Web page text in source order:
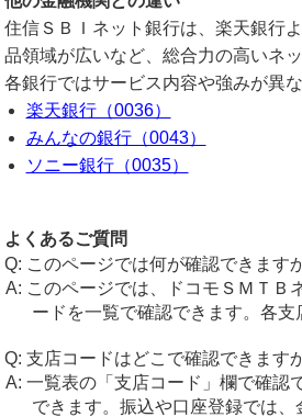
住信ＳＢＩネット銀行は、楽天銀行
品領域が広いなど、総合力の高いネ
各銀行ではサービス内容や強みが異
楽天銀行（0036）
みんなの銀行（0043）
ソニー銀行（0035）
よくあるご質問
このページでは何が確認できます
このページでは、ドコモＳＭＴＢ
ードを一覧で確認できます。各支
支店コードはどこで確認できます
一覧表の「支店コード」欄で確認
できます。振込や口座登録では